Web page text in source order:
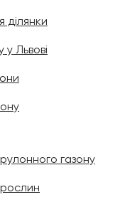
ділянки
у Львові
газону